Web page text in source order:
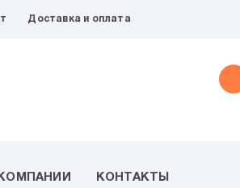
Доставка и оплата
КОНТАКТЫ